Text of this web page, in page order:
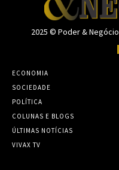
2025 © Poder &
ECONOMIA
SOCIEDADE
POLÍTICA
COLUNAS E BLOGS
ÚLTIMAS NOTÍCIAS
VIVAX TV